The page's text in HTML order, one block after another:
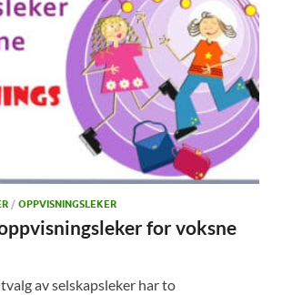
/ OPPVISNINGSLEKER
for voksne
av selskapsleker har to